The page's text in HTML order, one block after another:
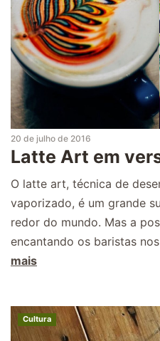
20 de julho de 2016
Latte Art em
O latte art, técnica de
vaporizado, é um grande
redor do mundo. Mas a
encantando os baristas
mais
Cultura